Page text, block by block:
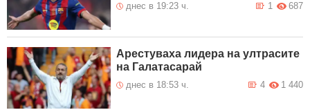
днес в 19:23 ч. 687
1
Арестуваха лидера на ултрасите
на Галатасарай
днес в 18:53 ч. 1 440
4